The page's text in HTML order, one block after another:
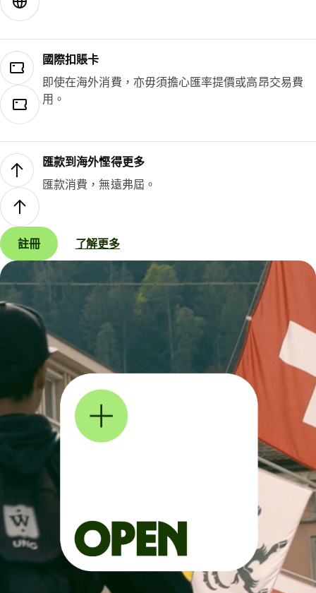
國際扣賬卡
即使在海外消費，亦毋須擔心匯率提價或高昂交易費
用。
匯款到海外慳得更多
匯款消費，無遠弗屆。
註冊 了解更多